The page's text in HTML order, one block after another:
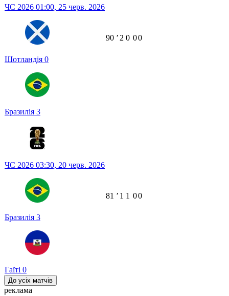
ЧС 2026 01:00, 25 черв. 2026
Шотландія 0
Бразилія 3
90 ʼ 2 0 00
ЧС 2026 03:30, 20 черв. 2026
Бразилія 3
Гаїті 0
81 ʼ 1 1 00
До усіх матчів
реклама